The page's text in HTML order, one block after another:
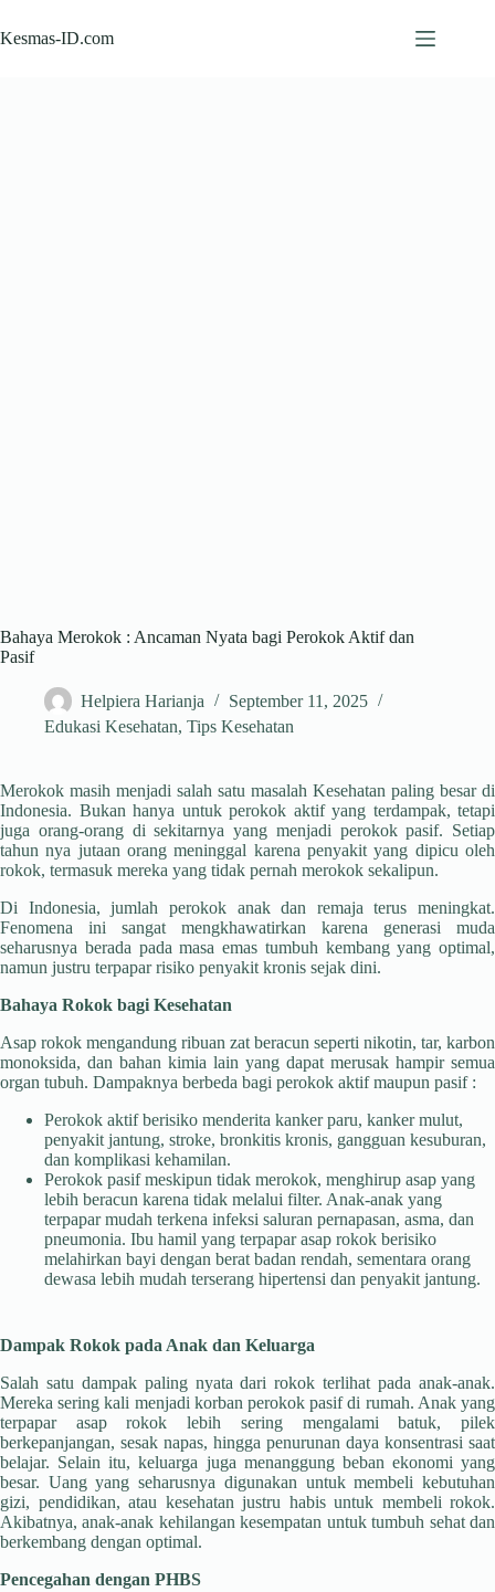
to
content
Kesmas-ID.com
Bahaya Merokok : Ancaman Nyata bagi Perokok Aktif dan
Pasif
Helpiera Harianja
September 11, 2025
Edukasi Kesehatan, Tips Kesehatan
Merokok masih menjadi salah satu masalah Kesehatan paling besar di
Indonesia. Bukan hanya untuk perokok aktif yang terdampak, tetapi
juga orang-orang di sekitarnya yang menjadi perokok pasif. Setiap
tahun nya jutaan orang meninggal karena penyakit yang dipicu oleh
rokok, termasuk mereka yang tidak pernah merokok sekalipun.
Di Indonesia, jumlah perokok anak dan remaja terus meningkat.
Fenomena ini sangat mengkhawatirkan karena generasi muda
seharusnya berada pada masa emas tumbuh kembang yang optimal,
namun justru terpapar risiko penyakit kronis sejak dini.
Bahaya Rokok bagi Kesehatan
Asap rokok mengandung ribuan zat beracun seperti nikotin, tar, karbon
monoksida, dan bahan kimia lain yang dapat merusak hampir semua
organ tubuh. Dampaknya berbeda bagi perokok aktif maupun pasif :
Perokok aktif berisiko menderita kanker paru, kanker mulut,
penyakit jantung, stroke, bronkitis kronis, gangguan kesuburan,
dan komplikasi kehamilan.
Perokok pasif meskipun tidak merokok, menghirup asap yang
lebih beracun karena tidak melalui filter. Anak-anak yang
terpapar mudah terkena infeksi saluran pernapasan, asma, dan
pneumonia. Ibu hamil yang terpapar asap rokok berisiko
melahirkan bayi dengan berat badan rendah, sementara orang
dewasa lebih mudah terserang hipertensi dan penyakit jantung.
Dampak Rokok pada Anak dan Keluarga
Salah satu dampak paling nyata dari rokok terlihat pada anak-anak.
Mereka sering kali menjadi korban perokok pasif di rumah. Anak yang
terpapar asap rokok lebih sering mengalami batuk, pilek
berkepanjangan, sesak napas, hingga penurunan daya konsentrasi saat
belajar. Selain itu, keluarga juga menanggung beban ekonomi yang
besar. Uang yang seharusnya digunakan untuk membeli kebutuhan
gizi, pendidikan, atau kesehatan justru habis untuk membeli rokok.
Akibatnya, anak-anak kehilangan kesempatan untuk tumbuh sehat dan
berkembang dengan optimal.
Pencegahan dengan PHBS